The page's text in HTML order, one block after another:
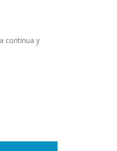
continua y